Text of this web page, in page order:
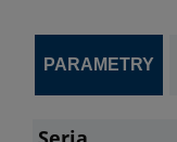
PARAMETRY